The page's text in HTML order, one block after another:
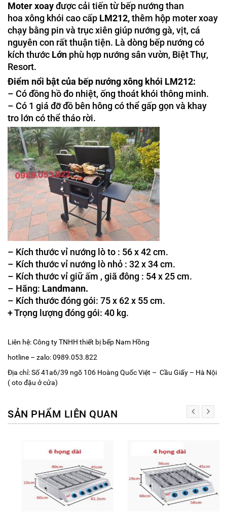
Moter xoayđược cải tiến từ bếp nướng than
hoa xông khói cao cấp LM212,thêm hộp moter xoay
chạy bằng pin và trục xiên giúp nướng gà, vịt, cá
nguyên con rất thuận tiện. Là dòng bếp nướng có
kích thước Lớn phù hợp nướng sân vườn, Biệt Thự,
Resort.
Điểm nổi bật của bếp nướng xông khói LM212:
– Có đồng hồ đo nhiệt, ống thoát khói thông minh.
– Có 1 giá đỡ đồ bên hông có thể gấp gọn và khay
tro lớn có thể tháo rời.
– Kích thước vỉ nướng lò to : 56 x 42 cm.
– Kích thước vỉ nướng lò nhỏ : 32 x 34 cm.
– Kích thước vỉ giữ ấm , giã đông : 54 x 25 cm.
– Hãng: Landmann.
– Kích thước đóng gói: 75 x 62 x 55 cm.
+ Trọng lượng đóng gói: 40 kg.
Liên hệ: Công ty TNHH thiết bị bếp Nam Hồng
hotline – zalo: 0989.053.822
Địa chỉ: Số 41a6/39 ngõ 106 Hoàng Quốc Việt – Cầu Giấy – Hà Nội
( oto đậu ở cửa)
SẢN PHẨM LIÊN QUAN